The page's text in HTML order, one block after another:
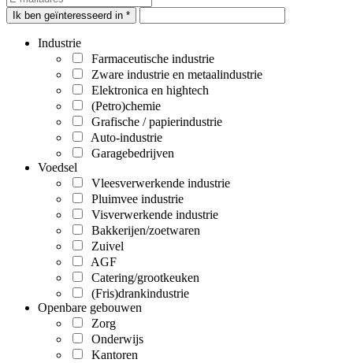
Ik ben geïnteresseerd in *
Industrie
Farmaceutische industrie
Zware industrie en metaalindustrie
Elektronica en hightech
(Petro)chemie
Grafische / papierindustrie
Auto-industrie
Garagebedrijven
Voedsel
Vleesverwerkende industrie
Pluimvee industrie
Visverwerkende industrie
Bakkerijen/zoetwaren
Zuivel
AGF
Catering/grootkeuken
(Fris)drankindustrie
Openbare gebouwen
Zorg
Onderwijs
Kantoren